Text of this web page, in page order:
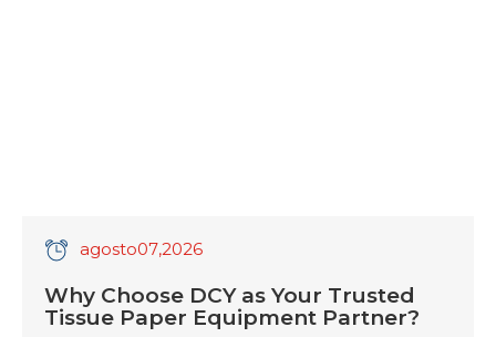
agosto07,2026
Why Choose DCY as Your Trusted
Tissue Paper Equipment Partner?